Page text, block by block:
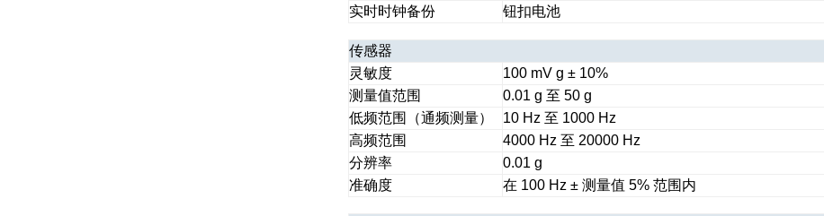
实时时钟备份
钮扣电池
传感器
灵敏度
100 mV g ± 10%
测量值范围
0.01 g 至 50 g
低频范围（通频测量）
10 Hz 至 1000 Hz
高频范围
4000 Hz 至 20000 Hz
分辨率
0.01 g
准确度
在 100 Hz ± 测量值 5% 范围内